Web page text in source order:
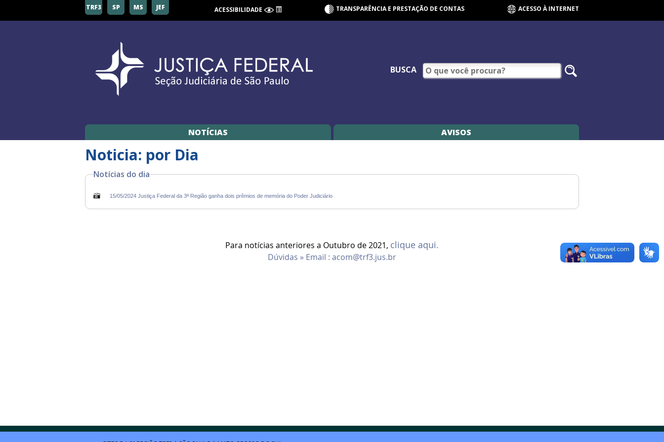
TRF3 SP MS JEF ACESSIBILIDADE TRANSPARÊNCIA E PRESTAÇÃO DE CONTAS ACESSO À INTERNET
BUSCA
NOTÍCIAS AVISOS
Noticia: por Dia
Notícias do dia
15/05/2024 Justiça Federal da 3ª Região ganha dois prêmios de memória do Poder Judiciário
Para notícias anteriores a Outubro de 2021, clique aqui.
Dúvidas » Email : acom@trf3.jus.br